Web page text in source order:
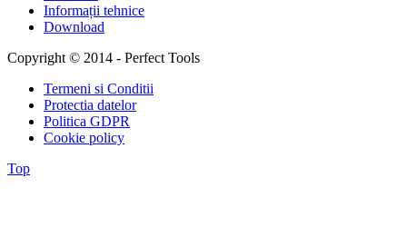
Informații tehnice
Download
Copyright © 2014 - Perfect Tools
Termeni si Conditii
Protectia datelor
Politica GDPR
Cookie policy
Top